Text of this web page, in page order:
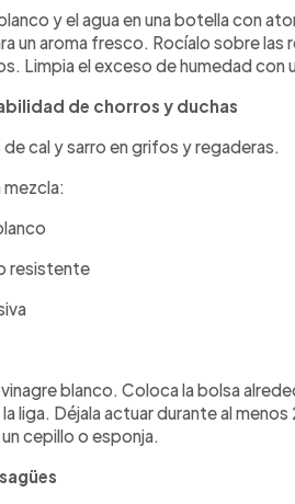
y el agua en una botella con
un aroma fresco. Rocíalo sobre las
Limpia el exceso de humedad con
de chorros y duchas
cal y sarro en grifos y regaderas.
mezcla:
resistente
vinagre blanco. Coloca la bolsa
liga. Déjala actuar durante al
cepillo o esponja.